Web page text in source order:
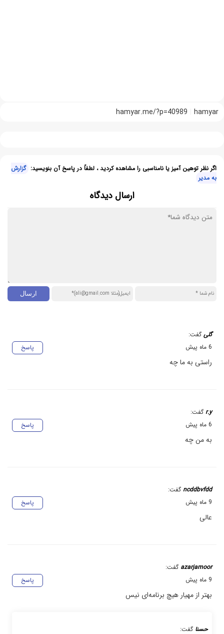
hamyar
hamyar.me/?p=40989
اگر نظر توهین آمیز یا نامناسبی را مشاهده کردید ، لطفاً در پاسخ آن بنویسید: گزارش
به مدیر
ارسال دیدگاه
گلی گفت:
پاسخ
6 ماه پیش
راستی به ما چه
r.y گفت:
پاسخ
6 ماه پیش
به من چه
ncddbvfdd گفت:
پاسخ
9 ماه پیش
عالی
azarjamoor گفت:
پاسخ
9 ماه پیش
بهتر از مهیار هیچ برنامه‌ای نیس
حسنا گفت: